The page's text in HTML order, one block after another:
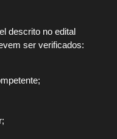
descrito no edital
ser verificados: